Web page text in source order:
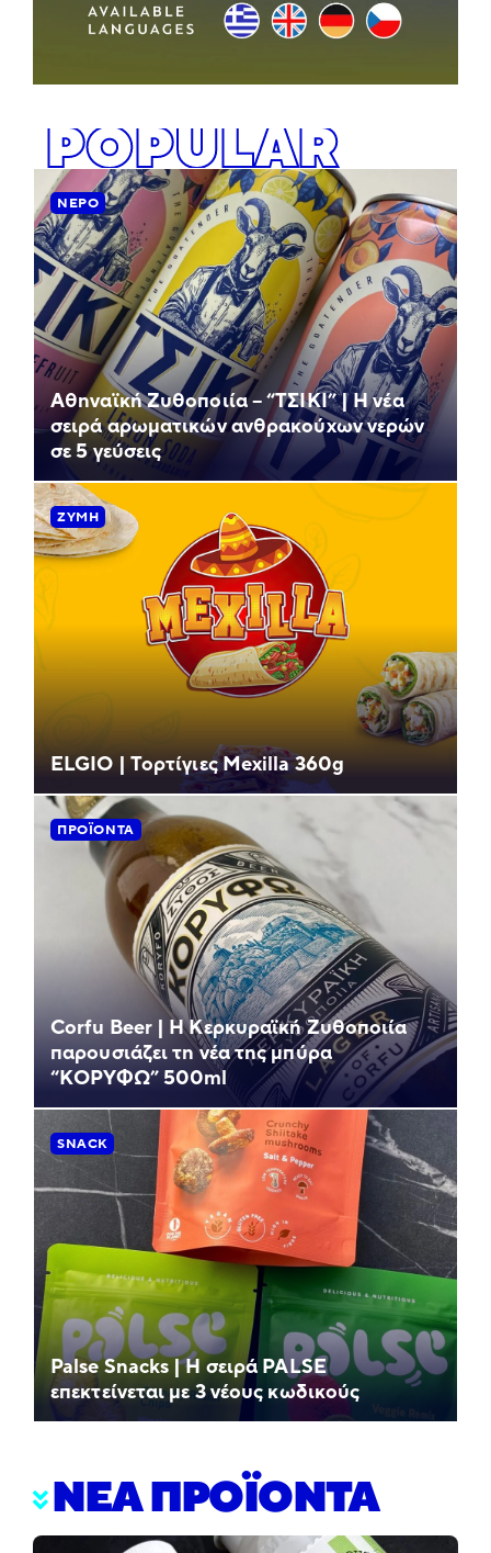
POPULAR
ΝΕΡΌ
Αθηναϊκή Ζυθοποιία – “ΤΣΙΚΙ” | Η νέα
σειρά αρωματικών ανθρακούχων νερών
σε 5 γεύσεις
ΖΎΜΗ
ELGIO | Τορτίγιες Mexilla 360g
ΠΡΟΪΌΝΤΑ
Corfu Beer | Η Κερκυραϊκή Ζυθοποιία
παρουσιάζει τη νέα της μπύρα
“ΚΟΡΥΦΩ” 500ml
SNACK
Palse Snacks | Η σειρά PALSE
επεκτείνεται με 3 νέους κωδικούς
ΝΕΑ ΠΡΟΪΟΝΤΑ